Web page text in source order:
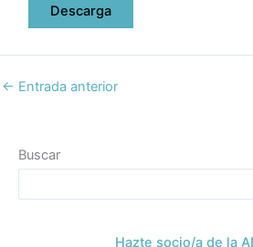
o
k
Descarga
← Entrada anterior
Buscar
Hazte socio/a de la